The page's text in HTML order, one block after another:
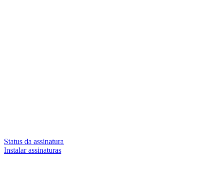
Status da assinatura
Instalar assinaturas